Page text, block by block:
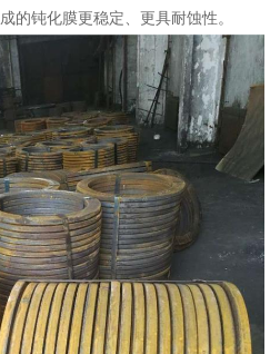
的钝化膜更稳定、更具耐蚀性。